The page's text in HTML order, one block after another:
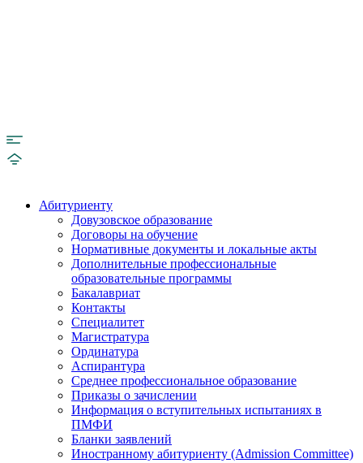
Абитуриенту
Довузовское образование
Договоры на обучение
Нормативные документы и локальные акты
Дополнительные профессиональные
образовательные программы
Бакалавриат
Контакты
Специалитет
Магистратура
Ординатура
Аспирантура
Среднее профессиональное образование
Приказы о зачислении
Информация о вступительных испытаниях в
ПМФИ
Бланки заявлений
Иностранному абитуриенту (Admission Committee)